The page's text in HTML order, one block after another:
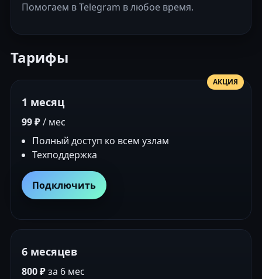
Помогаем в Telegram в любое время.
Тарифы
АКЦИЯ
1 месяц
99 ₽/ мес
Полный доступ ко всем узлам
Техподдержка
Подключить
6 месяцев
800 ₽за 6 мес